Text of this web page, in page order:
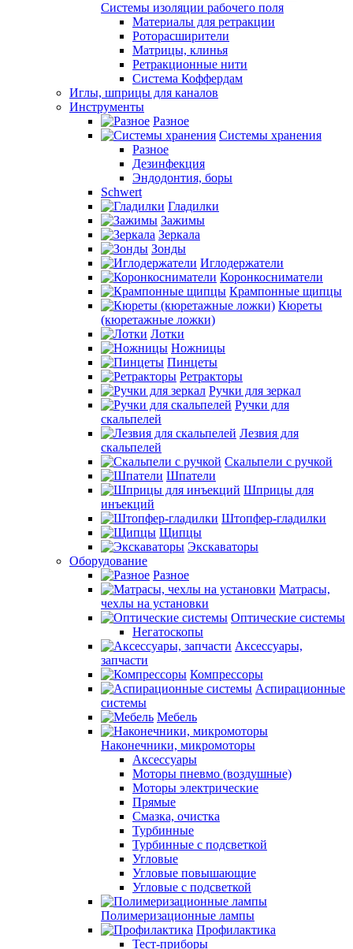
Системы изоляции рабочего поля
Материалы для ретракции
Роторасширители
Матрицы, клинья
Ретракционные нити
Система Коффердам
Иглы, шприцы для каналов
Инструменты
Разное
Системы хранения
Разное
Дезинфекция
Эндодонтия, боры
Schwert
Гладилки
Зажимы
Зеркала
Зонды
Иглодержатели
Коронкосниматели
Крампонные щипцы
Кюреты
(кюретажные ложки)
Лотки
Ножницы
Пинцеты
Ретракторы
Ручки для зеркал
Ручки для
скальпелей
Лезвия для
скальпелей
Скальпели с ручкой
Шпатели
Шприцы для
инъекций
Штопфер-гладилки
Щипцы
Экскаваторы
Оборудование
Разное
Матрасы,
чехлы на установки
Оптические системы
Негатоскопы
Аксессуары,
запчасти
Компрессоры
Аспирационные
системы
Мебель
Наконечники, микромоторы
Аксессуары
Моторы пневмо (воздушные)
Моторы электрические
Прямые
Смазка, очистка
Турбинные
Турбинные с подсветкой
Угловые
Угловые повышающие
Угловые с подсветкой
Полимеризационные лампы
Профилактика
Тест-приборы